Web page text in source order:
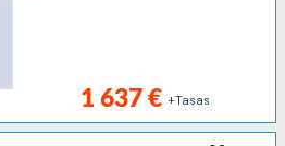
1 637 € +Tasas